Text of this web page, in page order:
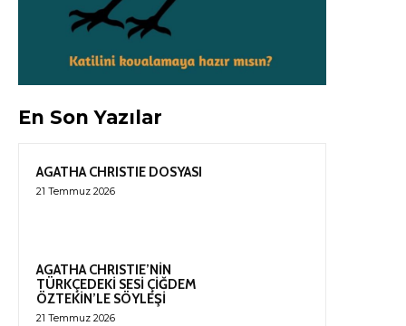
En Son Yazılar
AGATHA CHRISTIE DOSYASI
21 Temmuz 2026
AGATHA CHRISTIE’NİN
TÜRKÇEDEKİ SESİ ÇİĞDEM
ÖZTEKİN’LE SÖYLEŞİ
21 Temmuz 2026